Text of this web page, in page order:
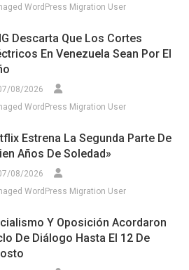
WordPress Migration User
Descarta Que Los Cortes
En Venezuela Sean Por El
08/2026
WordPress Migration User
Estrena La Segunda Parte De
Años De Soledad»
08/2026
WordPress Migration User
Y Oposición Acordaron
De Diálogo Hasta El 12 De